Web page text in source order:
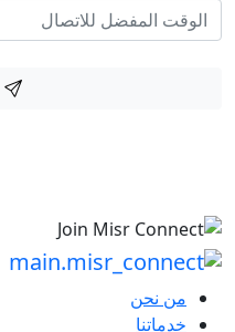
من نحن
خدماتنا